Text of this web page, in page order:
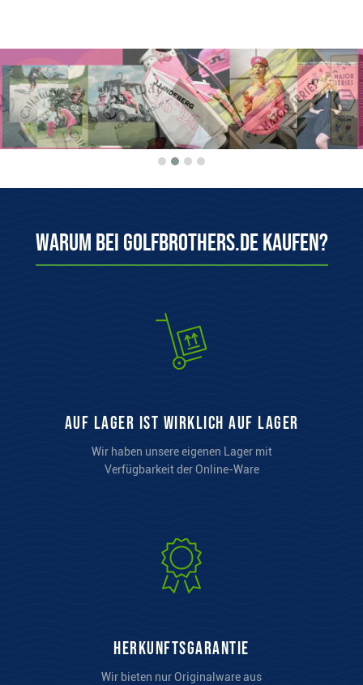
Warum bei Golfbrothers.de kaufen?
auf Lager ist wirklich auf Lager
Wir haben unsere eigenen Lager mit
Verfügbarkeit der Online-Ware
Herkunftsgarantie
Wir bieten nur Originalware aus